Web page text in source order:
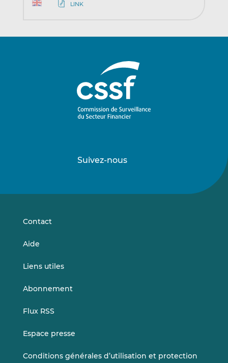
LINK
Suivez-nous
sursur
Contact
Aide
Liens utiles
Abonnement
Flux RSS
Espace presse
Conditions générales d’utilisation et protection